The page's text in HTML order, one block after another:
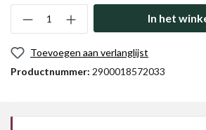
In het
Toevoegen aan verlanglijst
Productnummer: 2900018572033